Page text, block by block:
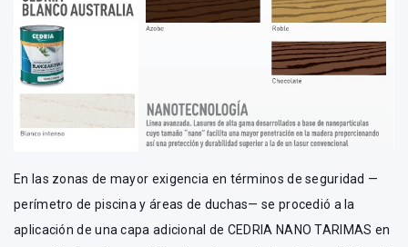
En las zonas de mayor exigencia en términos de seguridad —
perímetro de piscina y áreas de duchas— se procedió a la
aplicación de una capa adicional de CEDRIA NANO TARIMAS en